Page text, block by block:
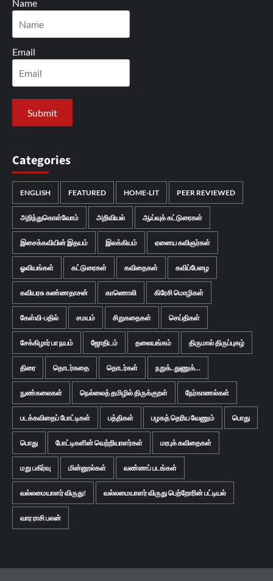
Name
Email
Categories
ENGLISH FEATURED HOME-LIT PEER REVIEWED
அறிந்துகொள்வோம் அறிவியல் ஆய்வுக் கட்டுரைகள்
இசைக்கவியின் இதயம் இலக்கியம் ஏனைய கவிஞர்கள்
ஓவியங்கள் கட்டுரைகள் கவிதைகள் கவிப்பேழை
கவியரசு கண்ணதாசன் காணொலி கிரேசி மொழிகள்
கேள்வி-பதில் சமயம் சிறுகதைகள் செய்திகள்
சேக்கிழார் பா நயம் ஜோதிடம் தலையங்கம் திருமால் திருப்புகழ்
திரை தொடர்கதை தொடர்கள் நறுக்..துணுக்...
நுண்கலைகள் நெல்லைத் தமிழில் திருக்குறள் நேர்காணல்கள்
படக்கவிதைப் போட்டிகள் பத்திகள் பழகத் தெரிய வேணும் பொது
பொது போட்டிகளின் வெற்றியாளர்கள் மரபுக் கவிதைகள்
மறு பகிர்வு மின்னூல்கள் வண்ணப் படங்கள்
வல்லமையாளர் விருது! வல்லமையாளர் விருது பெற்றோரின் பட்டியல்
வார ராசி பலன்